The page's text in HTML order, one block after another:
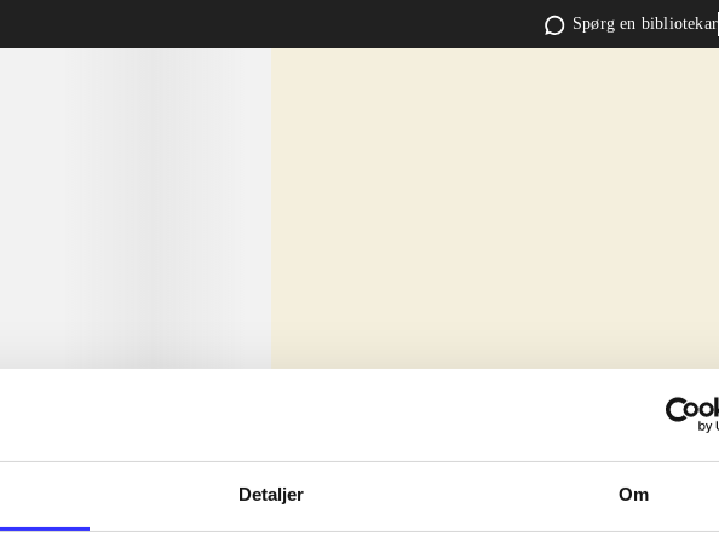
Detaljer Om
Spørg en bibliotekar
sit amet ...
sit amet ...